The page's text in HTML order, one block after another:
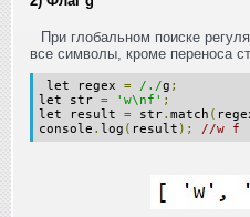
При глобальном поиске
все символы, кроме переноса
let regex = /./g ;
let str = 'w\nf' ;
let result = str. match (
console . log ( result ); //w f